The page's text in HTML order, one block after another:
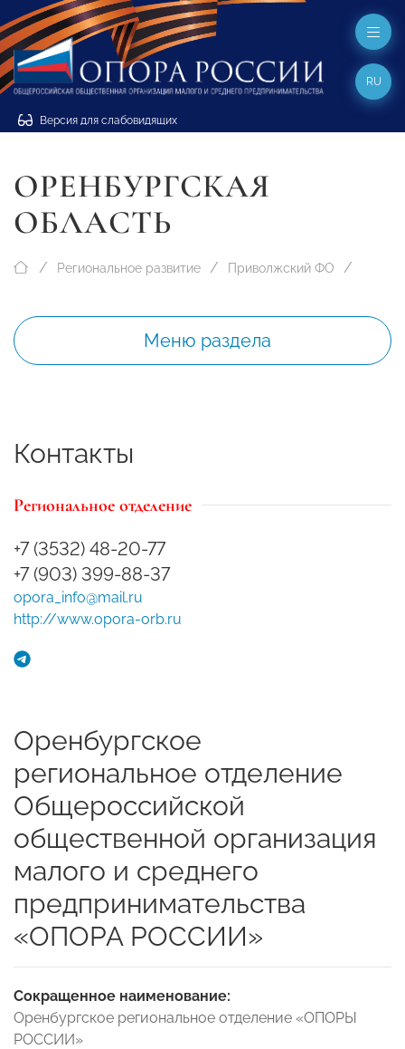
Версия для слабовидящих
RU
ОРЕНБУРГСКАЯ
ОБЛАСТЬ
Региональное развитие Приволжский ФО
Меню раздела
Контакты
Региональное отделение
+7 (3532) 48-20-77
+7 (903) 399-88-37
opora_info@mail.ru
http://www.opora-orb.ru
Оренбургское
региональное отделение
Общероссийской
общественной организация
малого и среднего
предпринимательства
«ОПОРА РОССИИ»
Сокращенное наименование:
Оренбургское региональное отделение «ОПОРЫ
РОССИИ»